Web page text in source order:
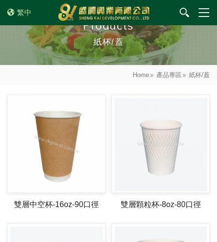
繁中
Products
紙杯/蓋
Home 產品專區 紙杯/蓋
雙層中空杯-16oz-90口徑 雙層顆粒杯-8oz-80口徑